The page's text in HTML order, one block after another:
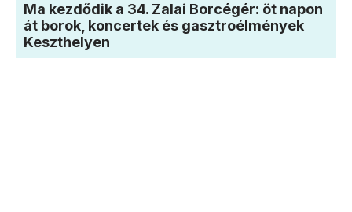
Ma kezdődik a 34. Zalai Borcégér: öt napon
át borok, koncertek és gasztroélmények
Keszthelyen